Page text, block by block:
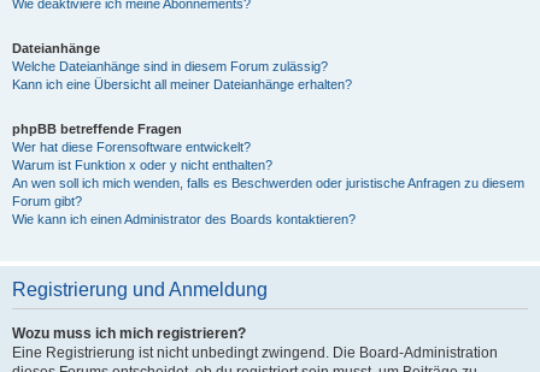
Wie deaktiviere ich meine Abonnements?
Dateianhänge
Welche Dateianhänge sind in diesem Forum zulässig?
Kann ich eine Übersicht all meiner Dateianhänge erhalten?
phpBB betreffende Fragen
Wer hat diese Forensoftware entwickelt?
Warum ist Funktion x oder y nicht enthalten?
An wen soll ich mich wenden, falls es Beschwerden oder juristische Anfragen zu diesem
Forum gibt?
Wie kann ich einen Administrator des Boards kontaktieren?
Registrierung und Anmeldung
Wozu muss ich mich registrieren?
Eine Registrierung ist nicht unbedingt zwingend. Die Board-Administration